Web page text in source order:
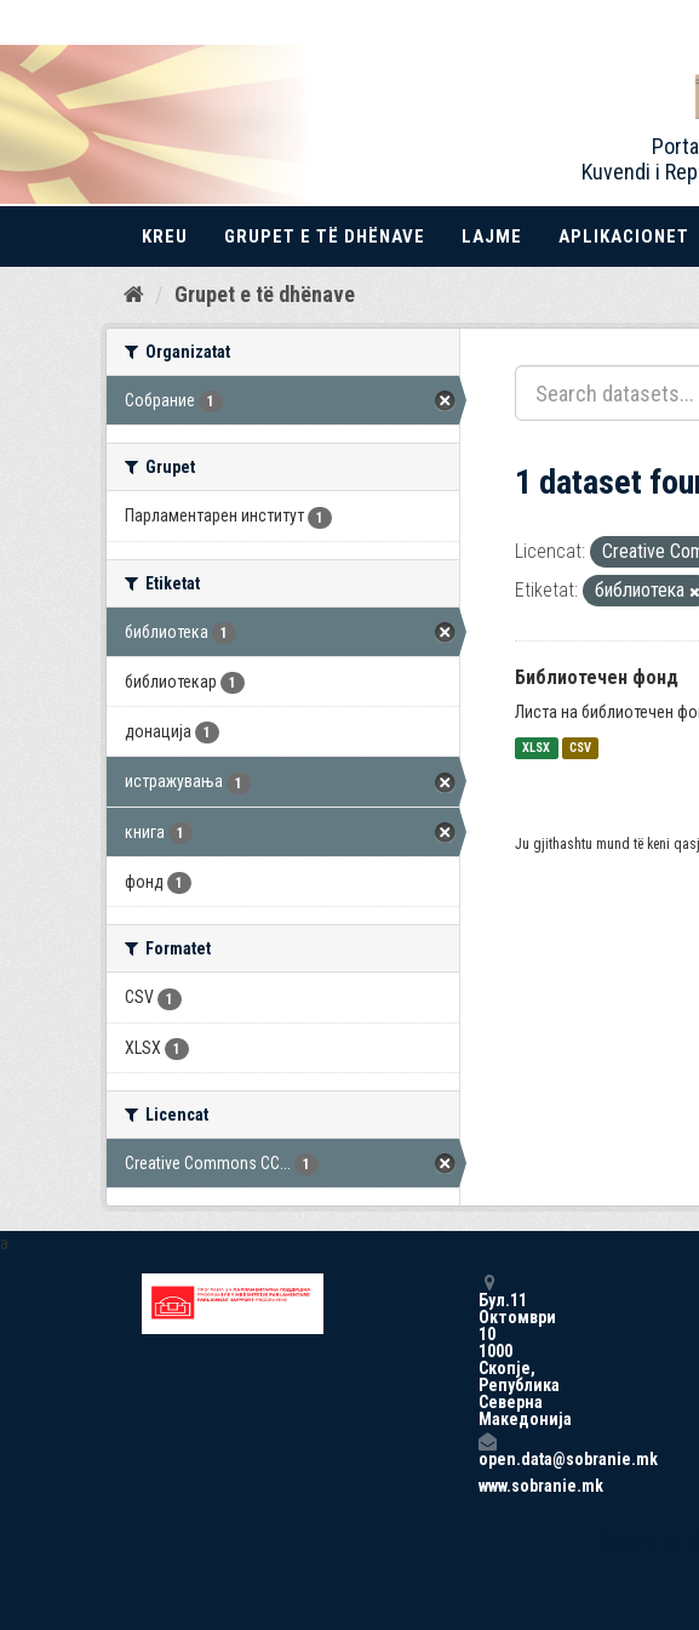
Kalo
Kuvendi i
KREU GRUPET E TË DHËNAVE LAJME APLIKACIONET
Grupet e të dhënave
Organizatat
Собрание 1
Grupet
Парламентарен институт 1
Etiketat
библиотека 1
библиотекар 1
донација 1
истражувања 1
книга 1
фонд 1
Formatet
CSV 1
XLSX 1
Licencat
Creative Commons CC... 1
1 dataset
Licencat: Creative
Etiketat:
библиотека
Библиотечен фонд
Листа на библиотечен
XLSX CSV
Ju gjithashtu mund të keni
a
Бул.11
Октомври
10
1000
Скопје,
Република
Северна
Македонија
open.data@sobranie.mk
www.sobranie.mk